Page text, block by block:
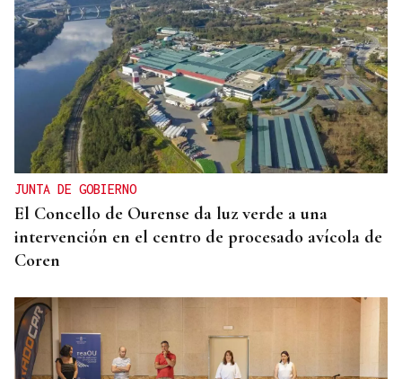
A TODA VELOCIDAD
Vídeo | Así fue el espectacular salto de “Cohete”
Suárez en el Rally Rías Baixas que dejó sin
respiración a los aficionados
JUNTA DE GOBIERNO
El Concello de Ourense da luz verde a una
intervención en el centro de procesado avícola de
Coren